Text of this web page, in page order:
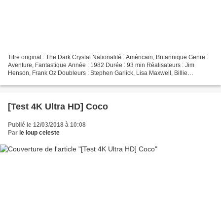
Titre original : The Dark Crystal Nationalité : Américain, Britannique Genre :
Aventure, Fantastique Année : 1982 Durée : 93 min Réalisateurs : Jim
Henson, Frank Oz Doubleurs : Stephen Garlick, Lisa Maxwell, Billie
[Test 4K Ultra HD] Coco
Publié le 12/03/2018 à 10:08
Par le loup celeste